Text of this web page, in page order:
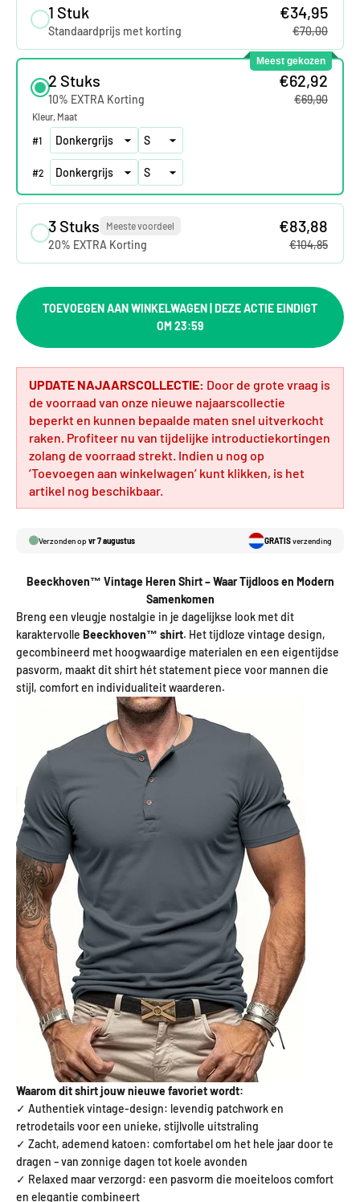
1 Stuk
Standaardprijs met korting
€34,95
€70,00
Meest gekozen
2 Stuks
10% EXTRA Korting
€62,92
€69,90
Kleur Maat
#1
#2
3 Stuks Meeste voordeel
20% EXTRA Korting
€83,88
€104,85
TOEVOEGEN AAN WINKELWAGEN | DEZE ACTIE EINDIGT
OM 23:59
UPDATE NAJAARSCOLLECTIE: Door de grote vraag is
de voorraad van onze nieuwe najaarscollectie
beperkt en kunnen bepaalde maten snel uitverkocht
raken. Profiteer nu van tijdelijke introductiekortingen
zolang de voorraad strekt. Indien u nog op
‘Toevoegen aan winkelwagen’ kunt klikken, is het
artikel nog beschikbaar.
Verzonden op vr 7 augustus GRATISverzending
Beeckhoven™ Vintage Heren Shirt – Waar Tijdloos en Modern
Samenkomen
Breng een vleugje nostalgie in je dagelijkse look met dit
karaktervolle Beeckhoven™ shirt. Het tijdloze vintage design,
gecombineerd met hoogwaardige materialen en een eigentijdse
pasvorm, maakt dit shirt hét statement piece voor mannen die
stijl, comfort en individualiteit waarderen.
Waarom dit shirt jouw nieuwe favoriet wordt:
✓ Authentiek vintage-design: levendig patchwork en
retrodetails voor een unieke, stijlvolle uitstraling
✓ Zacht, ademend katoen: comfortabel om het hele jaar door te
dragen – van zonnige dagen tot koele avonden
✓ Relaxed maar verzorgd: een pasvorm die moeiteloos comfort
en elegantie combineert